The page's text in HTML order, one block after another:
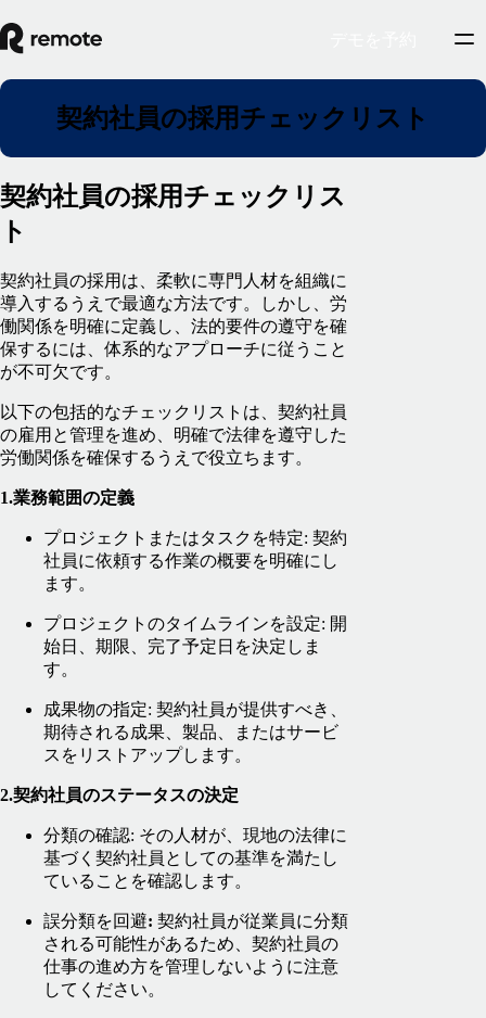
契約社員の採用チェックリスト
契約社員の採用チェックリス
ト
契約社員の採用は、柔軟に専門人材を組織に
導入するうえで最適な方法です。しかし、労
働関係を明確に定義し、法的要件の遵守を確
保するには、体系的なアプローチに従うこと
が不可欠です。
以下の包括的なチェックリストは、契約社員
の雇用と管理を進め、明確で法律を遵守した
労働関係を確保するうえで役立ちます。
1.業務範囲の定義
プロジェクトまたはタスクを特定: 契約
社員に依頼する作業の概要を明確にし
ます。
プロジェクトのタイムラインを設定: 開
始日、期限、完了予定日を決定しま
す。
成果物の指定: 契約社員が提供すべき、
期待される成果、製品、またはサービ
スをリストアップします。
2.契約社員のステータスの決定
分類の確認: その人材が、現地の法律に
基づく契約社員としての基準を満たし
ていることを確認します。
誤分類を回避: 契約社員が従業員に分類
される可能性があるため、契約社員の
仕事の進め方を管理しないように注意
してください。